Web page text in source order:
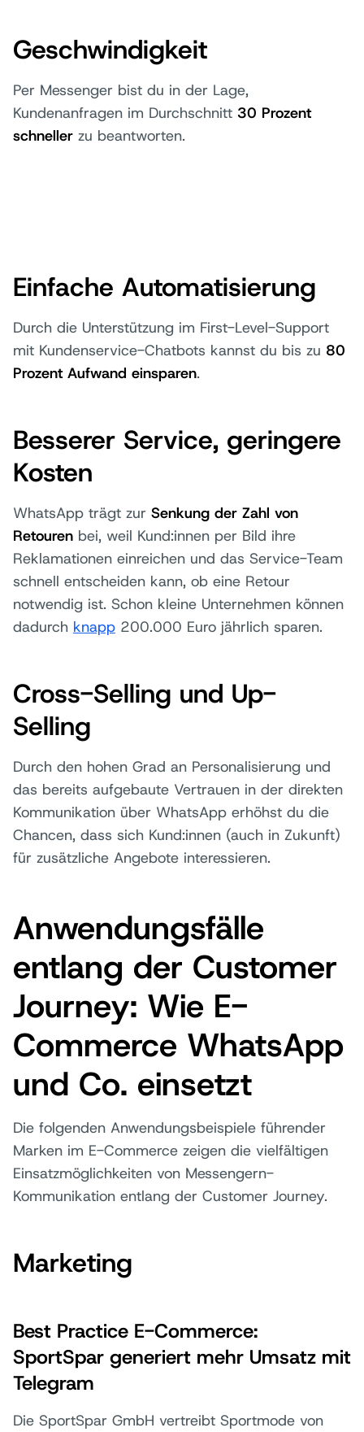
Geschwindigkeit
Per Messenger bist du in der Lage,
Kundenanfragen im Durchschnitt 30 Prozent
schneller zu beantworten.
Einfache Automatisierung
Durch die Unterstützung im First-Level-Support
mit Kundenservice-Chatbots kannst du bis zu 80
Prozent Aufwand einsparen.
Besserer Service, geringere
Kosten
WhatsApp trägt zur Senkung der Zahl von
Retouren bei, weil Kund:innen per Bild ihre
Reklamationen einreichen und das Service-Team
schnell entscheiden kann, ob eine Retour
notwendig ist. Schon kleine Unternehmen können
dadurch knapp 200.000 Euro jährlich sparen.
Cross-Selling und Up-
Selling
Durch den hohen Grad an Personalisierung und
das bereits aufgebaute Vertrauen in der direkten
Kommunikation über WhatsApp erhöhst du die
Chancen, dass sich Kund:innen (auch in Zukunft)
für zusätzliche Angebote interessieren.
Anwendungsfälle
entlang der Customer
Journey: Wie E-
Commerce WhatsApp
und Co. einsetzt
Die folgenden Anwendungsbeispiele führender
Marken im E-Commerce zeigen die vielfältigen
Einsatzmöglichkeiten von Messengern-
Kommunikation entlang der Customer Journey.
Marketing
Best Practice E-Commerce:
SportSpar generiert mehr Umsatz mit
Telegram
Die SportSpar GmbH vertreibt Sportmode von